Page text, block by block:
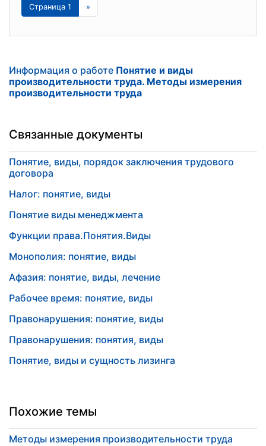
Страница 1 »
Информация о работе Понятие и виды
производительности труда. Методы измерения
производительности труда
Связанные документы
Понятие, виды, порядок заключения трудового
договора
Налог: понятие, виды
Понятие виды менеджмента
Функции права.Понятия.Виды
Монополия: понятие, виды
Афазия: понятие, виды, лечение
Рабочее время: понятие, виды
Правонарушения: понятие, виды
Правонарушения: понятия, виды
Понятие, виды и сущность лизинга
Похожие темы
Методы измерения производительности труда